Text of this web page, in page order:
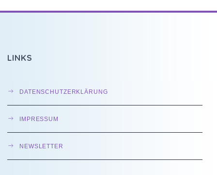
LINKS
DATENSCHUTZERKLÄRUNG
IMPRESSUM
NEWSLETTER